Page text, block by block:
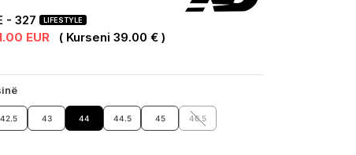
- 327 LIFESTYLE
EUR ( Kurseni 39.00 € )
42.5 43 44 44.5 45 46.5